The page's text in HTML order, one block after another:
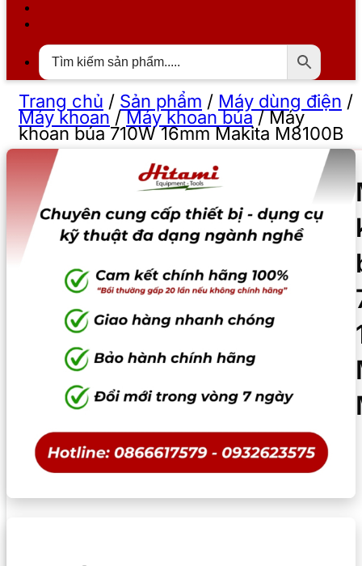
Trang chủ / Sản phẩm / Máy dùng điện /
Máy khoan/Máy khoan búa/Máy
khoan búa 710W 16mm Makita M8100B